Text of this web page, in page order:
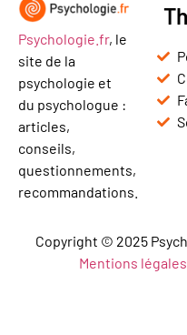
Psychologie.fr, le
site de la
psychologie et
du psychologue :
articles,
conseils,
questionnements,
recommandations.
Copyright © 2025
Mentions légales